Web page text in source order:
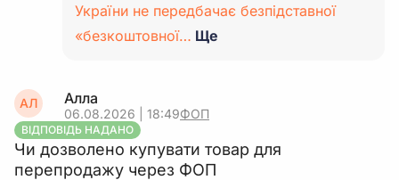
України не передбачає безпідставної
«безкоштовної… Ще
АЛ Алла
06.08.2026 | 18:49ФОП
ВІДПОВІДЬ НАДАНО
Чи дозволено купувати товар для
перепродажу через ФОП